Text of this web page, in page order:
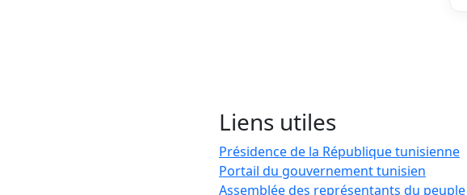
Liens utiles
Présidence de la République tunisienne
Portail du gouvernement tunisien
Assemblée des représentants du peuple